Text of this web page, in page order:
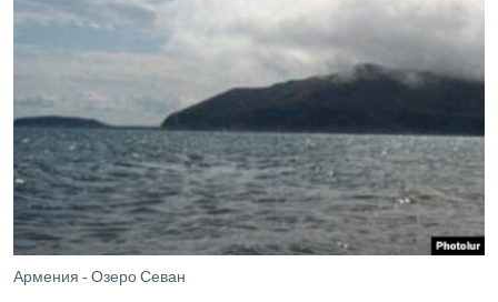
ՊԱՏԵՐԱԶՄԻ 6 ՇԱԲԱԹՆԵՐԸ
ՏԱՐԱԾԱՇՐՋԱՆ
ՄԻՋԱԶԳԱՅԻՆ
ՄՇԱԿՈՒՅԹ
ՍՊՈՐՏ
ՄԵԿՆԱԲԱՆՈՒԹՅՈՒՆ
ՏՏ ԵՒ ԻՆՏԵՐՆԵՏ
Армения - Озеро Севан